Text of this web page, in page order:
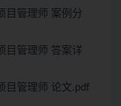
目管理师 案例分
目管理师 答案详
目管理师 论文.pdf